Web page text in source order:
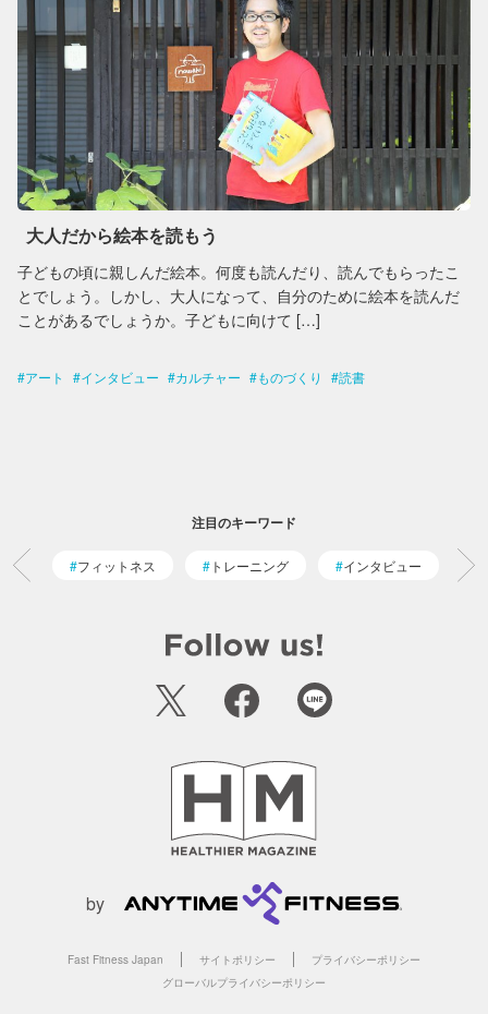
大人だから絵本を読もう
子どもの頃に親しんだ絵本。何度も読んだり、読んでもらったこ
とでしょう。しかし、大人になって、自分のために絵本を読んだ
ことがあるでしょうか。子どもに向けて […]
アート インタビュー カルチャー ものづくり 読書
注目のキーワード
フィットネス トレーニング インタビュー
by
Fast Fitness Japan サイトポリシー
プライバシーポリシー
グローバルプライバシーポリシー